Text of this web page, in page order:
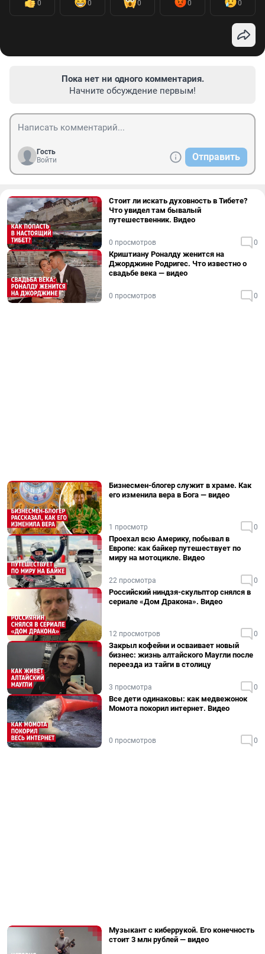
0 0 0 0 0
Пока нет ни одного комментария.
Начните обсуждение первым!
Гость
Войти
Отправить
Стоит ли искать духовность в Тибете?
Что увидел там бывалый
путешественник. Видео
0 просмотров 0
Криштиану Роналду женится на
Джорджине Родригес. Что известно о
свадьбе века — видео
0 просмотров 0
Бизнесмен-блогер служит в храме. Как
его изменила вера в Бога — видео
1 просмотр 0
Проехал всю Америку, побывал в
Европе: как байкер путешествует по
миру на мотоцикле. Видео
22 просмотра 0
Российский ниндзя-скульптор снялся в
сериале «Дом Дракона». Видео
12 просмотров 0
Закрыл кофейни и осваивает новый
бизнес: жизнь алтайского Маугли после
переезда из тайги в столицу
3 просмотра 0
Все дети одинаковы: как медвежонок
Момота покорил интернет. Видео
0 просмотров 0
Музыкант с киберрукой. Его конечность
стоит 3 млн рублей — видео